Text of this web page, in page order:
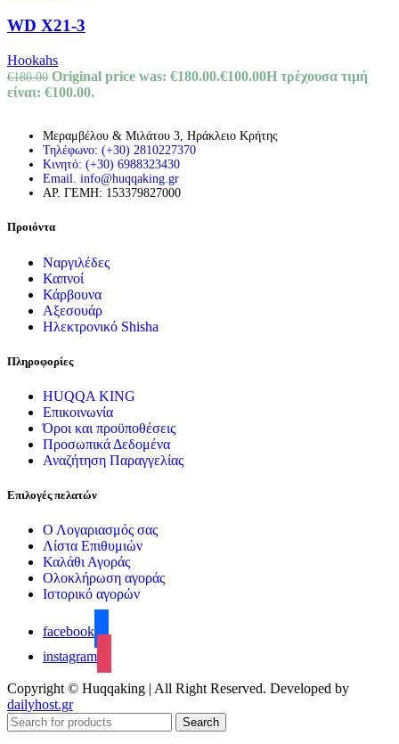
WD X21-3
Hookahs
€180.00 Original price was: €180.00.€100.00Η τρέχουσα τιμή
είναι: €100.00.
Μεραμβέλου & Μιλάτου 3, Ηράκλειο Κρήτης
Τηλέφωνο: (+30) 2810227370
Κινητό: (+30) 6988323430
Email. info@huqqaking.gr
ΑΡ. ΓΕΜΗ: 153379827000
Προιόντα
Ναργιλέδες
Καπνοί
Κάρβουνα
Αξεσουάρ
Ηλεκτρονικό Shisha
Πληροφορίες
HUQQA KING
Επικοινωνία
Όροι και προϋποθέσεις
Προσωπικά Δεδομένα
Αναζήτηση Παραγγελίας
Επιλογές πελατών
Ο Λογαριασμός σας
Λίστα Επιθυμιών
Καλάθι Αγοράς
Ολοκλήρωση αγοράς
Ιστορικό αγορών
facebook
instagram
Copyright © Huqqaking | All Right Reserved. Developed by
dailyhost.gr
Search